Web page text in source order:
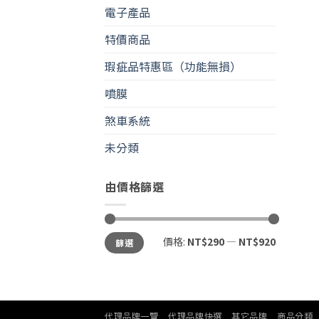
電子產品
特價商品
瑕疵品特惠區（功能無損）
噴膜
煞車系統
未分類
由價格篩選
最
低
價
最
高
價
篩選 價格: NT$290 — NT$920
代理品牌一覽 代理品牌快選 其它品牌 商品分類